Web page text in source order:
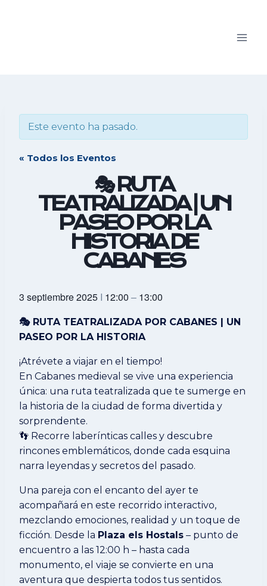
Este evento ha pasado.
« Todos los Eventos
🎭 RUTA
TEATRALIZADA | UN
PASEO POR LA
HISTORIA DE
CABANES
3 septiembre 2025 I 12:00 – 13:00
🎭 RUTA TEATRALIZADA POR CABANES | UN
PASEO POR LA HISTORIA
¡Atrévete a viajar en el tiempo!
En Cabanes medieval se vive una experiencia
única: una ruta teatralizada que te sumerge en
la historia de la ciudad de forma divertida y
sorprendente.
👣 Recorre laberínticas calles y descubre
rincones emblemáticos, donde cada esquina
narra leyendas y secretos del pasado.
Una pareja con el encanto del ayer te
acompañará en este recorrido interactivo,
mezclando emociones, realidad y un toque de
ficción. Desde la Plaza els Hostals – punto de
encuentro a las 12:00 h – hasta cada
monumento, el viaje se convierte en una
aventura que despierta todos tus sentidos.